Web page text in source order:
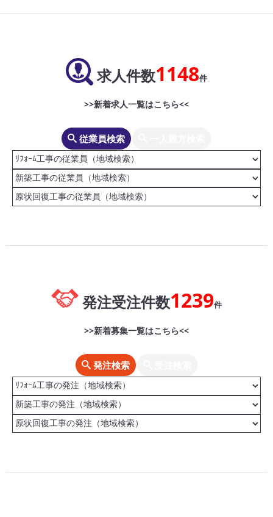
求人件数1148件
>>新着求人一覧はこちら<<
従業員検索
発注受注件数1239件
>>新着募集一覧はこちら<<
発注検索